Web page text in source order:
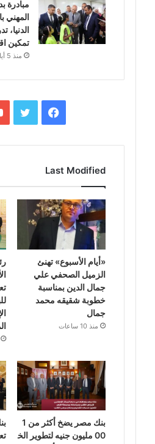
مبادرة
المهني
تمكين
منذ 5 أيام
فيسبوكتويتر
Last Modified
«أيام الأسبوع» تهنئ
الزميل الصحفي علي
جمال الدين بمناسبة
خطوبة شقيقه محمد
جمال
منذ 10 ساعات
بنك مصر يضخ أكثر من 1
00 مليون جنيه لتطوير الخ